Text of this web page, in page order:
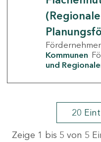
(Regionale
Kommunen
und
20
Zeige 1 bis 5 von 5